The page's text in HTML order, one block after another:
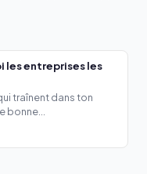
les entreprises les
traînent dans ton